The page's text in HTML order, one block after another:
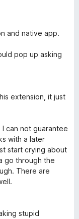
and native app.
pop up asking
extension, it just
can not guarantee
with a later
start crying about
go through the
There are
stupid